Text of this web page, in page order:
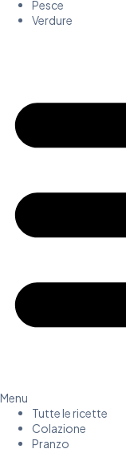
Pesce
Verdure
Menu
Tutte le ricette
Colazione
Pranzo